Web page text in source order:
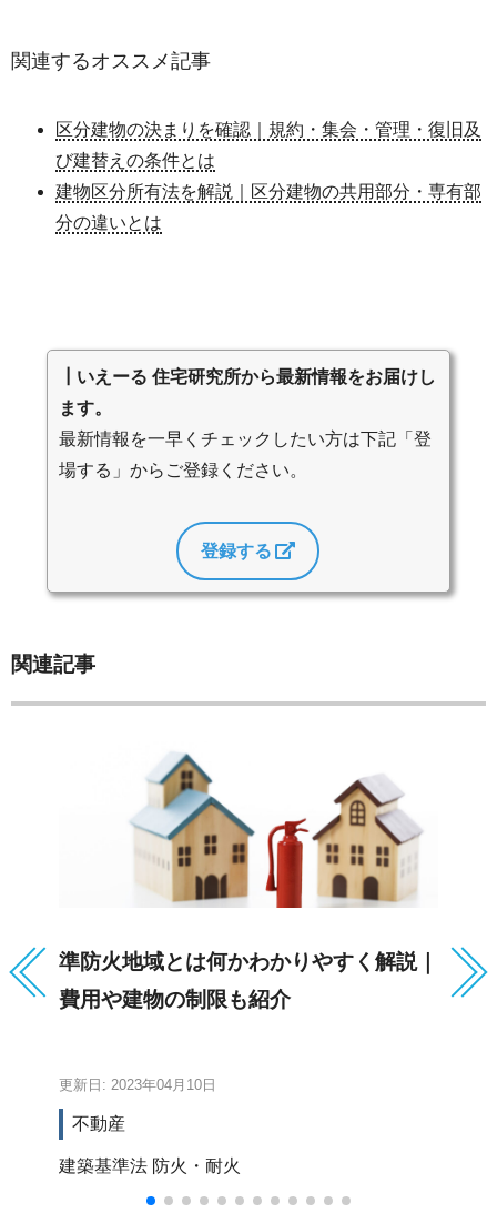
関連するオススメ記事
区分建物の決まりを確認｜規約・集会・管理・復旧及
び建替えの条件とは
建物区分所有法を解説｜区分建物の共用部分・専有部
分の違いとは
┃いえーる 住宅研究所から最新情報をお届けし
ます。
最新情報を一早くチェックしたい方は下記「登
場する」からご登録ください。
登録する
関連記事
準防火地域とは何かわかりやすく解説｜
費用や建物の制限も紹介
更新日: 2023年04月10日
不動産
建築基準法 防火・耐火
連